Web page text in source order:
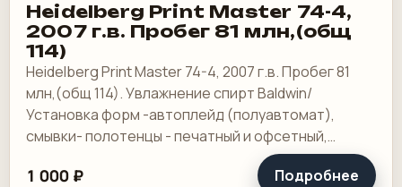
Heidelberg Print Master 74-4,
2007 г.в. Пробег 81 млн,(общ
114)
Heidelberg Print Master 74-4, 2007 г.в. Пробег 81
млн,(общ 114). Увлажнение спирт Baldwin/
Установка форм -автоплейд (полуавтомат),
смывки- полотенцы - печатный и офсетный,
выносной пульт ClassicCenter -PM74 - краски и.
1 000 ₽ Подробнее